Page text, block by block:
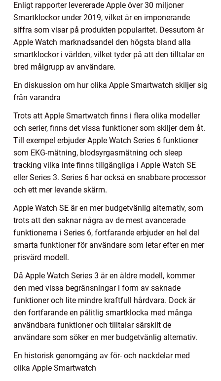
Enligt rapporter levererade Apple över 30 miljoner
Smartklockor under 2019, vilket är en imponerande
siffra som visar på produkten popularitet. Dessutom är
Apple Watch marknadsandel den högsta bland alla
smartklockor i världen, vilket tyder på att den tilltalar en
bred målgrupp av användare.
En diskussion om hur olika Apple Smartwatch skiljer sig
från varandra
Trots att Apple Smartwatch finns i flera olika modeller
och serier, finns det vissa funktioner som skiljer dem åt.
Till exempel erbjuder Apple Watch Series 6 funktioner
som EKG-mätning, blodsyrgasmätning och sleep
tracking vilka inte finns tillgängliga i Apple Watch SE
eller Series 3. Series 6 har också en snabbare processor
och ett mer levande skärm.
Apple Watch SE är en mer budgetvänlig alternativ, som
trots att den saknar några av de mest avancerade
funktionerna i Series 6, fortfarande erbjuder en hel del
smarta funktioner för användare som letar efter en mer
prisvärd modell.
Då Apple Watch Series 3 är en äldre modell, kommer
den med vissa begränsningar i form av saknade
funktioner och lite mindre kraftfull hårdvara. Dock är
den fortfarande en pålitlig smartklocka med många
användbara funktioner och tilltalar särskilt de
användare som söker en mer budgetvänlig alternativ.
En historisk genomgång av för- och nackdelar med
olika Apple Smartwatch